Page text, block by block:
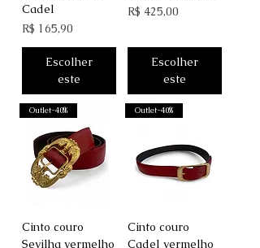
Cadel
Preço
R$ 165,90
Escolher
este
Preço
R$ 425,00
Escolher
este
Outlet-40%
Cinto couro
Sevilha vermelho
Outlet-40%
Cinto couro
Cadel vermelho